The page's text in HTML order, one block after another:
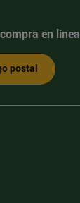
en línea
postal